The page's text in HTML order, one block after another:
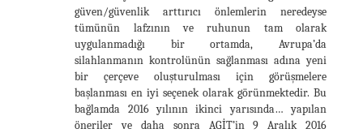
güven/güvenlik arttırıcı önlemlerin neredeyse
tümünün lafzının ve ruhunun tam olarak
uygulanmadığı bir ortamda, Avrupa’da
silahlanmanın kontrolünün sağlanması adına yeni
bir çerçeve oluşturulması için görüşmelere
başlanması en iyi seçenek olarak görünmektedir. Bu
bağlamda 2016 yılının ikinci yarısında… yapılan
öneriler ve daha sonra AGİT’in 9 Aralık 2016